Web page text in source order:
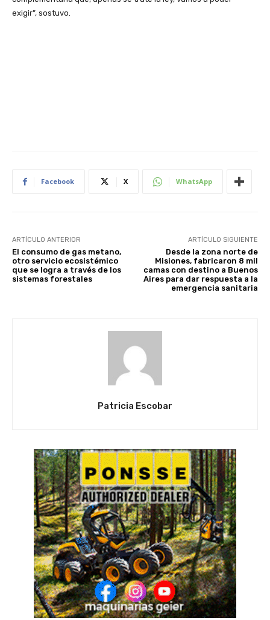
exigir”, sostuvo.
Facebook X WhatsApp
ARTÍCULO ANTERIOR
El consumo de gas metano,
otro servicio ecosistémico
que se logra a través de los
sistemas forestales
ARTÍCULO SIGUIENTE
Desde la zona norte de
Misiones, fabricaron 8 mil
camas con destino a Buenos
Aires para dar respuesta a la
emergencia sanitaria
Patricia Escobar